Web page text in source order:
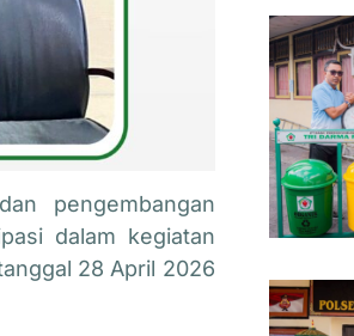
pengembangan
dalam kegiatan
28 April 2026